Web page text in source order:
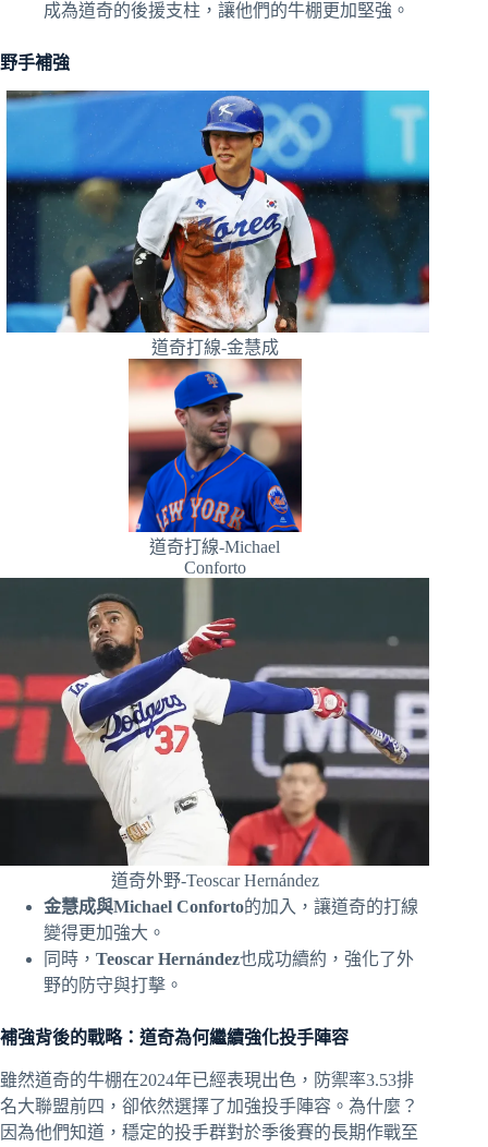
成為道奇的後援支柱，讓他們的牛棚更加堅強。
野手補強
道奇打線-金慧成
道奇打線-Michael
Conforto
道奇外野-Teoscar Hernández
金慧成與Michael Conforto的加入，讓道奇的打線
變得更加強大。
同時， Teoscar Hernández也成功續約，強化了外
野的防守與打擊。
補強背後的戰略：道奇為何繼續強化投手陣容
雖然道奇的牛棚在2024年已經表現出色，防禦率3.53排
名大聯盟前四，卻依然選擇了加強投手陣容。為什麼？
因為他們知道，穩定的投手群對於季後賽的長期作戰至